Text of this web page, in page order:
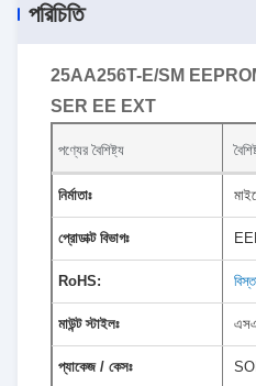
পরিচিতি
25AA256T-E/SM
SER EE EXT
পণ্যের বৈশিষ্ট্য
নির্মাতাঃ
প্রোডাক্ট বিভাগঃ
RoHS:
মাউন্ট স্টাইলঃ
প্যাকেজ / কেসঃ